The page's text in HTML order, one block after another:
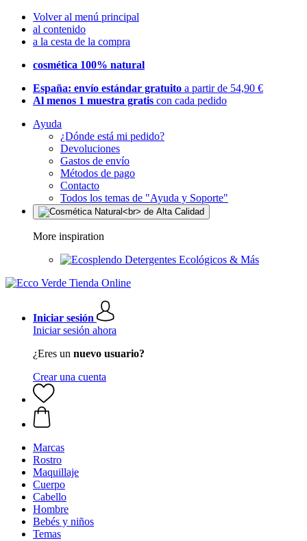
Volver al menú principal
al contenido
a la cesta de la compra
cosmética 100% natural
España: envío estándar gratuito a partir de 54,90 €
Al menos 1 muestra gratis con cada pedido
Ayuda
¿Dónde está mi pedido?
Devoluciones
Gastos de envío
Métodos de pago
Contacto
Todos los temas de "Ayuda y Soporte"
More inspiration
Detergentes Ecológicos & Más
Iniciar sesión
Iniciar sesión ahora
¿Eres un nuevo usuario?
Crear una cuenta
Marcas
Rostro
Maquillaje
Cuerpo
Cabello
Hombre
Bebés y niños
Temas